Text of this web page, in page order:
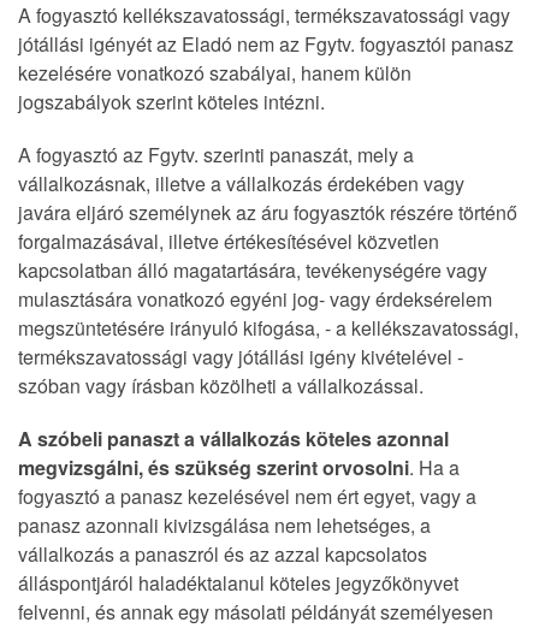
A fogyasztó kellékszavatossági, termékszavatossági vagy
jótállási igényét az Eladó nem az Fgytv. fogyasztói panasz
kezelésére vonatkozó szabályai, hanem külön
jogszabályok szerint köteles intézni.
A fogyasztó az Fgytv. szerinti panaszát, mely a
vállalkozásnak, illetve a vállalkozás érdekében vagy
javára eljáró személynek az áru fogyasztók részére történő
forgalmazásával, illetve értékesítésével közvetlen
kapcsolatban álló magatartására, tevékenységére vagy
mulasztására vonatkozó egyéni jog- vagy érdeksérelem
megszüntetésére irányuló kifogása, - a kellékszavatossági,
termékszavatossági vagy jótállási igény kivételével -
szóban vagy írásban közölheti a vállalkozással.
A szóbeli panaszt a vállalkozás köteles azonnal
megvizsgálni, és szükség szerint orvosolni. Ha a
fogyasztó a panasz kezelésével nem ért egyet, vagy a
panasz azonnali kivizsgálása nem lehetséges, a
vállalkozás a panaszról és az azzal kapcsolatos
álláspontjáról haladéktalanul köteles jegyzőkönyvet
felvenni, és annak egy másolati példányát személyesen